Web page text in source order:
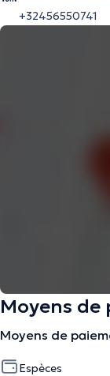
+32456550741
Moyens
Moyens de
Espèces